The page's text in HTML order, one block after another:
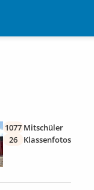
1077 Mitschüler
26
Klassenfotos